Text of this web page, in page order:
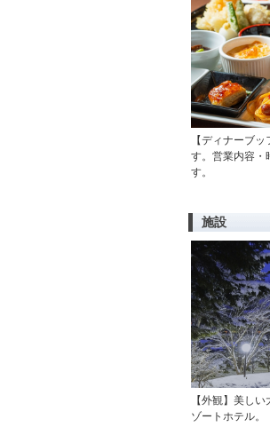
【ディナーブ
す。営業内容・
す。
施設
【外観】美し
ゾートホテル。